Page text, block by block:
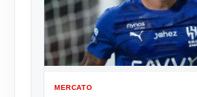
MERCATO